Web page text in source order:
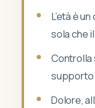
L’età è
sola che
Controlla
supporto
Dolore,